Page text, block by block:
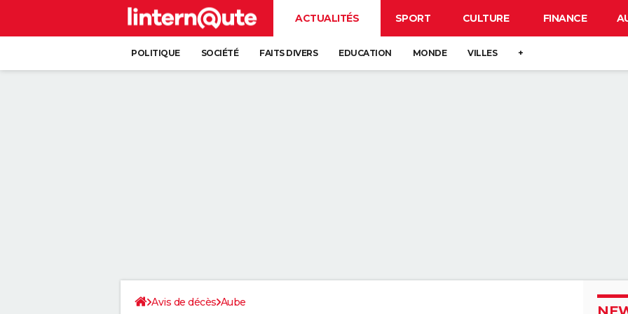
ACTUALITÉS SPORT CULTURE FINANCE
POLITIQUE SOCIÉTÉ FAITS DIVERS EDUCATION MONDE VILLES +
Avis de décès Aube